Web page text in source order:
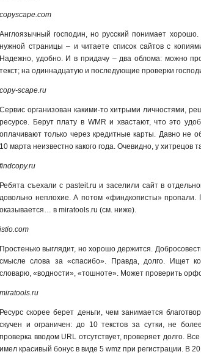
copyscape.com
Англоязычный господин, но русский понимает
нужной страницы – и читаете список сайтов с
Надежно, удобно. И в придачу – два облома: можно
текст; на одиннадцатую и последующие проверки
copy-scape.ru
Сервис организован какими-то хитрыми личностями,
ресурсе. Берут плату в WMR и хвастают, что это
оплачивают только через кредитные карты. Давно не
10 марта неизвестно какого года. Очевидно, у хитрецов
findcopy.ru
Ребята съехали с pasteit.ru и заселили сайт в
довольно неплохие. А потом «финдкописты» пропали.
оказывается… в miratools.ru (см. ниже).
istio.com
Простенько выглядит, но хорошо держится.
смысле слова за «спасибо». Правда, долго. Ищет
словарю, «водности», «тошноте». Может проверить
miratools.ru
Ресурс скорее берет деньги, чем занимается
скучен и ограничен: до 10 текстов за сутки, не
проверка вводом URL отсутствует, проверяет долго.
имел красивый бонус в виде 5 wmz при регистрации. В